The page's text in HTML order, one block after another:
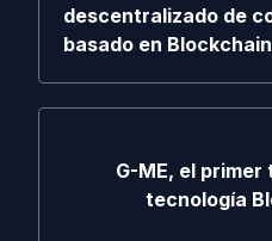
descentralizado de
basado en Blockchain
G-ME, el primer
tecnología